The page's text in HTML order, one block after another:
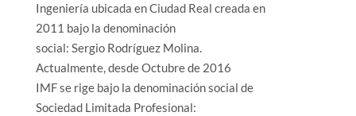
Ingeniería ubicada en Ciudad Real creada en
2011 bajo la denominación
social: Sergio Rodríguez Molina.
Actualmente, desde Octubre de 2016
IMF se rige bajo la denominación social de
Sociedad Limitada Profesional: